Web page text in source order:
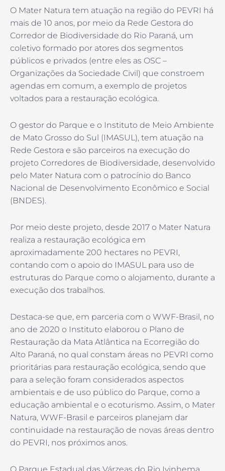
O Mater Natura tem atuação na região do PEVRI há
mais de 10 anos, por meio da Rede Gestora do
Corredor de Biodiversidade do Rio Paraná, um
coletivo formado por atores dos segmentos
públicos e privados (entre eles as OSC –
Organizações da Sociedade Civil) que constroem
agendas em comum, a exemplo de projetos
voltados para a restauração ecológica.
O gestor do Parque e o Instituto de Meio Ambiente
de Mato Grosso do Sul (IMASUL), tem atuação na
Rede Gestora e são parceiros na execução do
projeto Corredores de Biodiversidade, desenvolvido
pelo Mater Natura com o patrocínio do Banco
Nacional de Desenvolvimento Econômico e Social
(BNDES).
Por meio deste projeto, desde 2017 o Mater Natura
realiza a restauração ecológica em
aproximadamente 200 hectares no PEVRI,
contando com o apoio do IMASUL para uso de
estruturas do Parque como o alojamento, durante a
execução dos trabalhos.
Destaca-se que, em parceria com o WWF-Brasil, no
ano de 2020 o Instituto elaborou o Plano de
Restauração da Mata Atlântica na Ecorregião do
Alto Paraná, no qual constam áreas no PEVRI como
prioritárias para restauração ecológica, sendo que
para a seleção foram considerados aspectos
ambientais e de uso público do Parque, como a
educação ambiental e o ecoturismo. Assim, o Mater
Natura, WWF-Brasil e parceiros planejam dar
continuidade na restauração de novas áreas dentro
do PEVRI, nos próximos anos.